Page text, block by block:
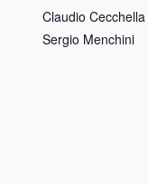
Claudio Cecchella
Sergio Menchini